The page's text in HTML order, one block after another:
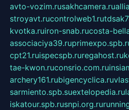
avto-vozim.rusakhcamera.ru
stroyavt.rucontrolweb1.ru
kvotka.ruiron-snab.rucosta-
associaciya39.ru
cpt21.ruispecspb.ruregahost.ru
tae-kwon.ruconsrio.com.ru
archery161.rubigencyclica.ru
sarmiento.spb.suextelopedia.ru
iskatour.spb.rusnpi.org.ru